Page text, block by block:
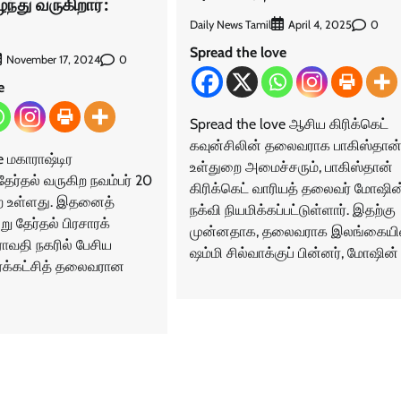
November 17, 2024 0
மகாராஷ்டிர
வருகிற நவம்பர் 20
உள்ளது. இதனைத்
தேர்தல் பிரசாரக்
நகரில் பேசிய
தலைவரான
Daily News Tamil April 4, 2025 0
Spread the love
Spread the love ஆசிய கிரிக்கெட்
கவுன்சிலின் தலைவராக பாகிஸ்தான்
உள்துறை அமைச்சரும், பாகிஸ்தான்
கிரிக்கெட் வாரியத் தலைவர்
நக்வி நியமிக்கப்பட்டுள்ளார். இதற்கு
முன்னதாக, தலைவராக
ஷம்மி சில்வாக்குப் பின்னர், மோஷின்